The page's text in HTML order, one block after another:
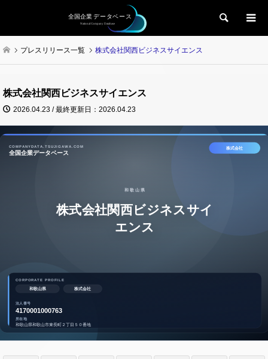
検索
プレスリリース一覧 株式会社関西ビジネスサイエンス
株式会社関西ビジネスサイエンス
2026.04.23 / 最終更新日：2026.04.23